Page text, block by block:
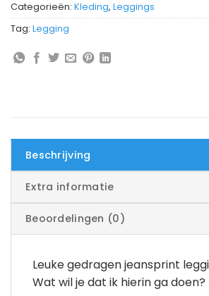
Categorieën: Kleding, Leggings
Tag: Legging
Beschrijving
Extra informatie
Beoordelingen (0)
Leuke gedragen jeansprint
Wat wil je dat ik hierin ga doen?